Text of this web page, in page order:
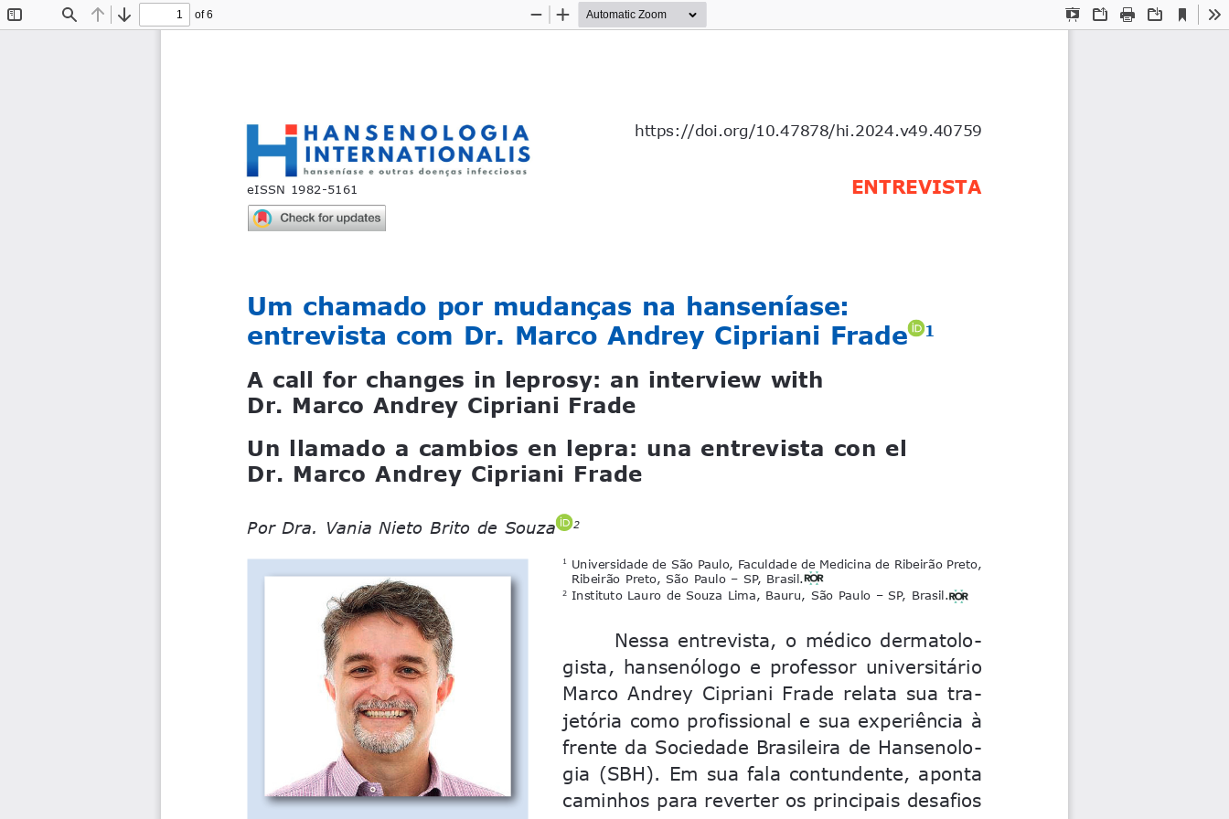
Find Previous
Next
of 6
Presentation
OpenPrint Download
Current
View
Zoom
Zoom
eISSN 1982-5161 ENTREVISTA
https://doi.org/10.47878/hi.2024.v49.40759
Um chamado por mudanças na hanseníase:
entrevista com Dr. Marco Andrey Cipriani Frade
1
A call for changes in leprosy: an interview with
Dr. Marco Andrey Cipriani Frade
Un llamado a cambios en lepra: una entrevista con el
Dr. Marco Andrey Cipriani Frade
Por Dra. Vania Nieto Brito de Souza 2
1
Universidade de São Paulo, Faculdade de Medicina de Ribeirão Preto,
Ribeirão Preto, São Paulo – SP, Brasil.
2 Instituto Lauro de Souza Lima, Bauru, São Paulo – SP, Brasil.
Nessa  entrevista,  o  médico  dermatolo-
gista,  hansenólogo  e  professor  universitário
Marco  Andrey  Cipriani  Frade  relata  sua  tra-
jetória como profissional e sua experiência à
frente da Sociedade Brasileira de Hansenolo-
gia  (SBH).  Em  sua  fala  contundente,  aponta
caminhos para reverter os principais desafios